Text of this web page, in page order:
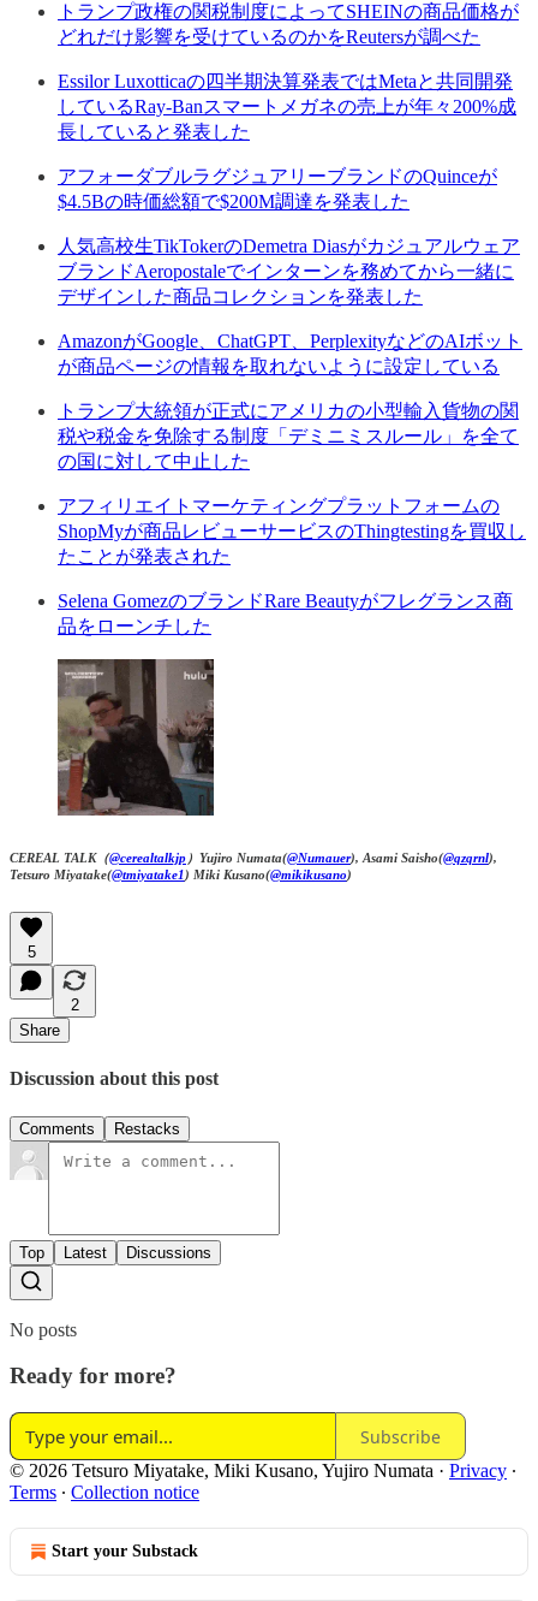
トランプ政権の関税制度によってSHEINの商品価格が
どれだけ影響を受けているのかをReutersが調べた
Essilor Luxotticaの四半期決算発表ではMetaと共同開発
しているRay-Banスマートメガネの売上が年々200%成
長していると発表した
アフォーダブルラグジュアリーブランドのQuinceが
$4.5Bの時価総額で$200M調達を発表した
人気高校生TikTokerのDemetra Diasがカジュアルウェア
ブランドAeropostaleでインターンを務めてから一緒に
デザインした商品コレクションを発表した
AmazonがGoogle、ChatGPT、PerplexityなどのAIボット
が商品ページの情報を取れないように設定している
トランプ大統領が正式にアメリカの小型輸入貨物の関
税や税金を免除する制度「デミニミスルール」を全て
の国に対して中止した
アフィリエイトマーケティングプラットフォームの
ShopMyが商品レビューサービスのThingtestingを買収し
たことが発表された
Selena GomezのブランドRare Beautyがフレグランス商
品をローンチした
CEREAL TALK（@cerealtalkjp ）Yujiro Numata(@Numauer), Asami Saisho(@qzqrnl),
Tetsuro Miyatake(@tmiyatake1) Miki Kusano(@mikikusano)
5
2
Share
Discussion about this post
Comments Restacks
Top Latest Discussions
No posts
Ready for more?
Subscribe
© 2026 Tetsuro Miyatake, Miki Kusano, Yujiro Numata · Privacy ∙
Terms ∙ Collection notice
Start your Substack